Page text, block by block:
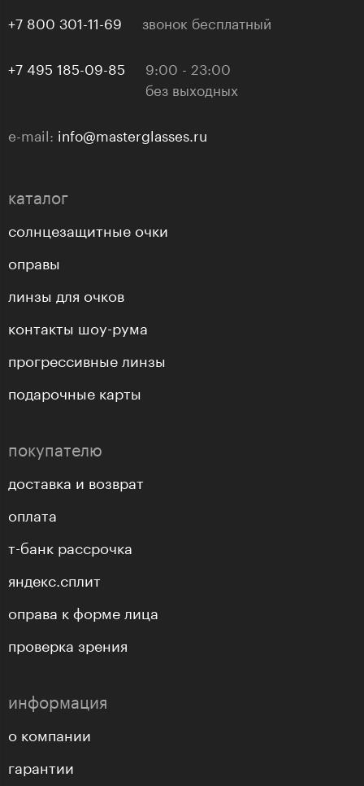
+7 800 301-11-69 звонок бесплатный
+7 495 185-09-85
9:00 - 23:00
без выходных
e-mail: info@masterglasses.ru
каталог
солнцезащитные очки
оправы
линзы для очков
контакты шоу-рума
прогрессивные линзы
подарочные карты
покупателю
доставка и возврат
оплата
т-банк рассрочка
яндекс.сплит
оправа к форме лица
проверка зрения
информация
о компании
гарантии